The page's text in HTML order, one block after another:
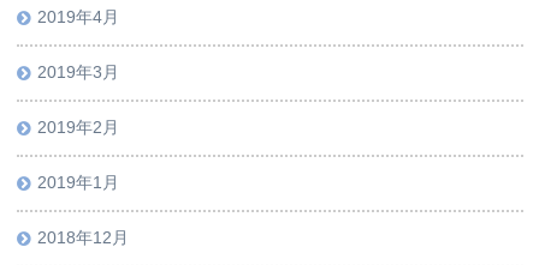
2019年4月
2019年3月
2019年2月
2019年1月
2018年12月